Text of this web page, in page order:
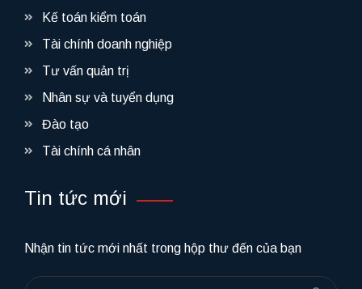
Kế toán kiểm toán
Tài chính doanh nghiệp
Tư vấn quản trị
Nhân sự và tuyển dụng
Đào tạo
Tài chính cá nhân
Tin tức mới
Nhận tin tức mới nhất trong hộp thư đến của bạn